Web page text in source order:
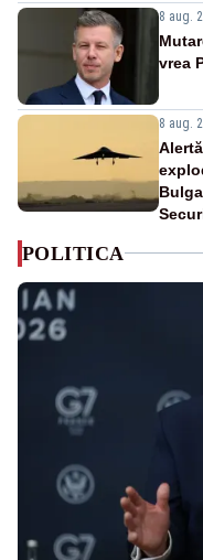
8 aug.
vrea
8 aug.
POLITICA